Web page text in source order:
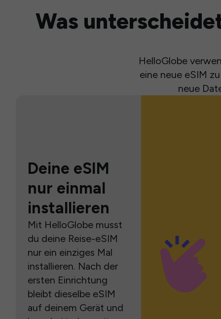
Was
HelloGlobe
eine neue eSIM
neue
Deine eSIM
nur einmal
installieren
Mit HelloGlobe musst
du deine Reise-eSIM
nur ein einziges Mal
installieren. Nach der
ersten Einrichtung
bleibt dieselbe eSIM
auf deinem Gerät und